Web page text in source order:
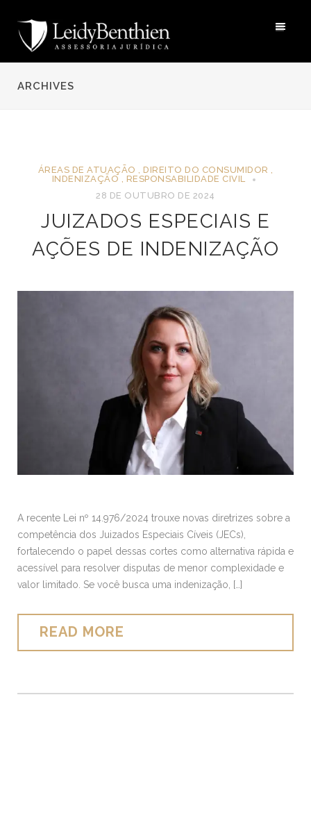
ARCHIVES
ÁREAS DE ATUAÇÃO , DIREITO DO CONSUMIDOR ,
INDENIZAÇÃO , RESPONSABILIDADE CIVIL
28 DE OUTUBRO DE 2024
JUIZADOS ESPECIAIS E
AÇÕES DE INDENIZAÇÃO
A recente Lei nº 14.976/2024 trouxe novas diretrizes sobre a
competência dos Juizados Especiais Cíveis (JECs),
fortalecendo o papel dessas cortes como alternativa rápida e
acessível para resolver disputas de menor complexidade e
valor limitado. Se você busca uma indenização, […]
READ MORE